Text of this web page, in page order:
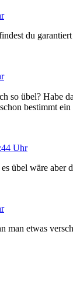
du
so übel? Habe
bestimmt
Uhr
übel wäre
man etwas